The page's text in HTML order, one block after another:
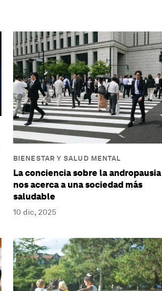
BIENESTAR Y SALUD MENTAL
La conciencia sobre la andropausia
nos acerca a una sociedad más
saludable
10 dic, 2025